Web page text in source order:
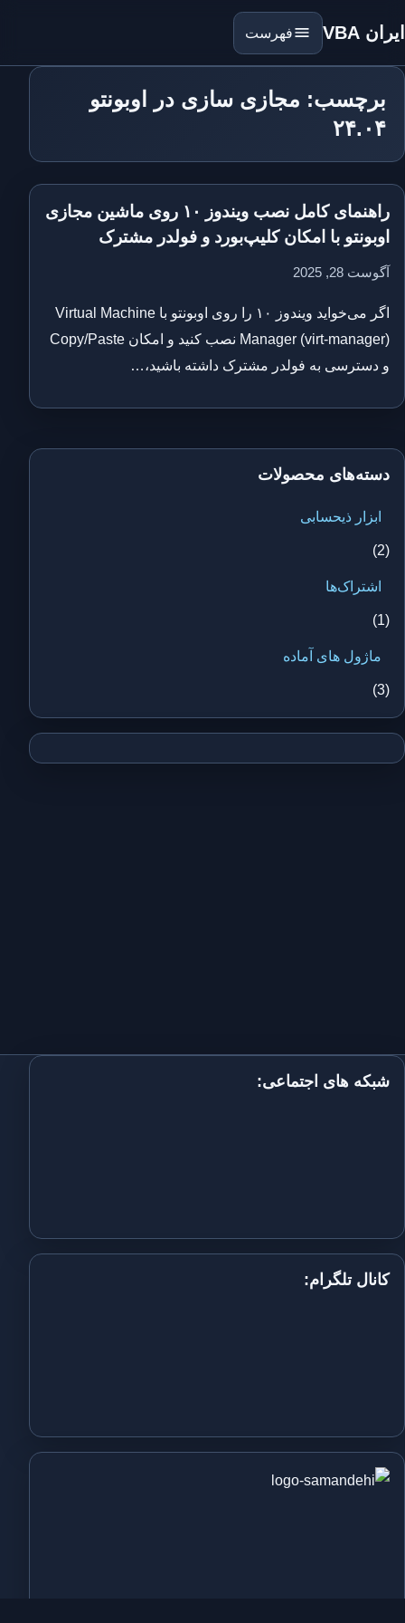
ایران VBA فهرست
برچسب: مجازی سازی در اوبونتو
۲۴.۰۴
راهنمای کامل نصب ویندوز ۱۰ روی ماشین مجازی
اوبونتو با امکان کلیپ‌بورد و فولدر مشترک
آگوست 28, 2025
اگر می‌خواید ویندوز ۱۰ را روی اوبونتو با Virtual Machine
Manager (virt-manager) نصب کنید و امکان Copy/Paste
و دسترسی به فولدر مشترک داشته باشید،…
دسته‌های محصولات
ابزار ذیحسابی
(2)
اشتراک‌ها
(1)
ماژول های آماده
(3)
شبکه های اجتماعی:
کانال تلگرام: